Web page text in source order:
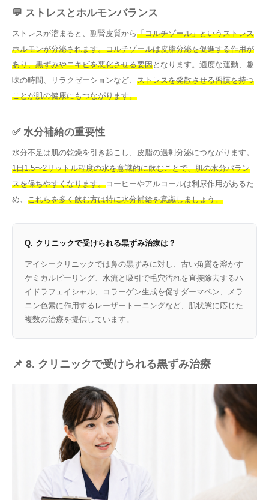
💬 ストレスとホルモンバランス
ストレスが溜まると、副腎皮質から「コルチゾール」というストレス
ホルモンが分泌されます。コルチゾールは皮脂分泌を促進する作用が
あり、黒ずみやニキビを悪化させる要因となります。適度な運動、趣
味の時間、リラクゼーションなど、 ストレスを発散させる習慣を持つ
ことが肌の健康にもつながります。
✅ 水分補給の重要性
水分不足は肌の乾燥を引き起こし、皮脂の過剰分泌につながります。
1日1.5〜2リットル程度の水を意識的に飲むことで、肌の水分バラン
スを保ちやすくなります。コーヒーやアルコールは利尿作用があるた
め、 これらを多く飲む方は特に水分補給を意識しましょう。
Q. クリニックで受けられる黒ずみ治療は？
アイシークリニックでは鼻の黒ずみに対し、古い角質を溶かす
ケミカルピーリング、水流と吸引で毛穴汚れを直接除去するハ
イドラフェイシャル、コラーゲン生成を促すダーマペン、メラ
ニン色素に作用するレーザートーニングなど、肌状態に応じた
複数の治療を提供しています。
📌 8. クリニックで受けられる黒ずみ治療